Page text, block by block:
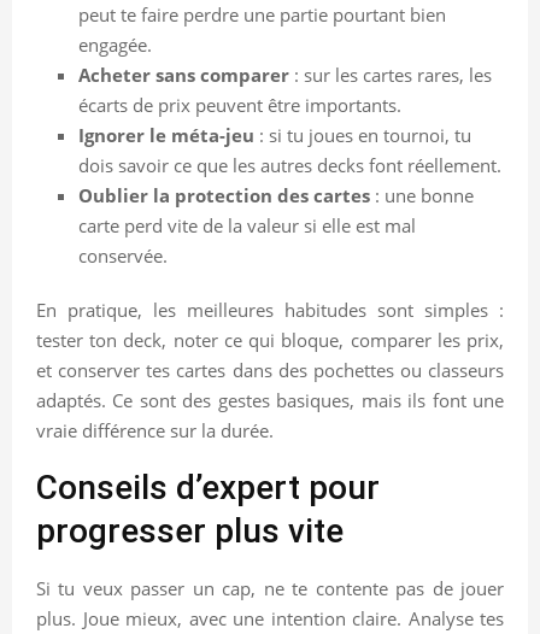
peut te faire perdre une partie pourtant bien
engagée.
Acheter sans comparer : sur les cartes rares, les
écarts de prix peuvent être importants.
Ignorer le méta-jeu : si tu joues en tournoi, tu
dois savoir ce que les autres decks font réellement.
Oublier la protection des cartes : une bonne
carte perd vite de la valeur si elle est mal
conservée.
En pratique, les meilleures habitudes sont simples :
tester ton deck, noter ce qui bloque, comparer les prix,
et conserver tes cartes dans des pochettes ou classeurs
adaptés. Ce sont des gestes basiques, mais ils font une
vraie différence sur la durée.
Conseils d’expert pour
progresser plus vite
Si tu veux passer un cap, ne te contente pas de jouer
plus. Joue mieux, avec une intention claire. Analyse tes